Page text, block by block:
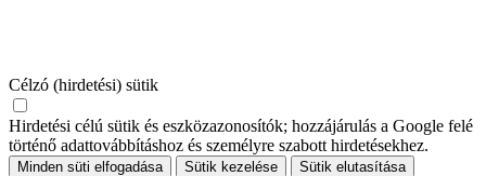
Célzó (hirdetési) sütik
Hirdetési célú sütik és eszközazonosítók; hozzájárulás a Google felé
történő adattovábbításhoz és személyre szabott hirdetésekhez.
Minden süti elfogadása Sütik kezelése Sütik elutasítása